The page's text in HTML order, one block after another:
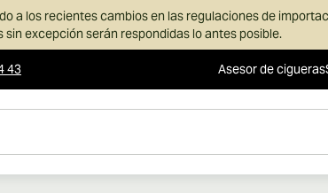
a los recientes cambios en las regulaciones de
excepción serán respondidas lo antes posible.
43 Asesor de cigueras